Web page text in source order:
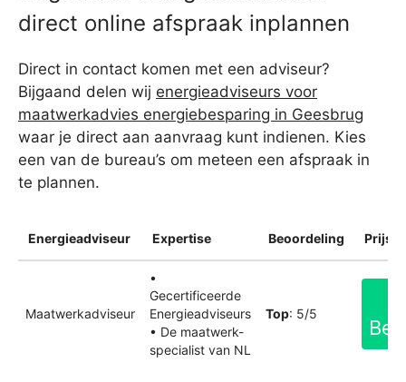
direct online afspraak inplannen
Direct in contact komen met een adviseur?
Bijgaand delen wij energieadviseurs voor
maatwerkadvies energiebesparing in Geesbrug
waar je direct aan aanvraag kunt indienen. Kies
een van de bureau’s om meteen een afspraak in
te plannen.
Energieadviseur Expertise Beoordeling
Maatwerkadviseur
•
Gecertificeerde
Energieadviseurs
• De maatwerk-
specialist van NL
Top: 5/5